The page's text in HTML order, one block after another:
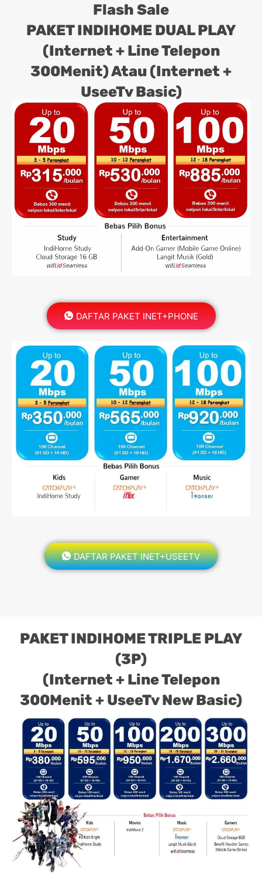
Flash Sale
PAKET INDIHOME DUAL PLAY
(Internet + Line Telepon
300Menit) Atau (Internet +
UseeTv Basic)
DAFTAR PAKET INET+PHONE
DAFTAR PAKET INET+USEETV
PAKET INDIHOME TRIPLE PLAY
(3P)
(Internet + Line Telepon
300Menit + UseeTv New Basic)